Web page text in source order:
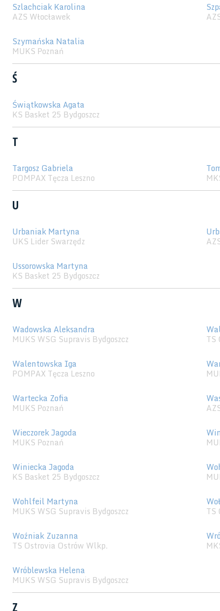
Szlachciak Karolina
AZS Włocławek
Szymańska Natalia
MUKS Poznań
Ś
Świątkowska Agata
KS Basket 25 Bydgoszcz
T
Targosz Gabriela
POMPAX Tęcza Leszno
U
Urbaniak Martyna
UKS Lider Swarzędz
Ussorowska Martyna
KS Basket 25 Bydgoszcz
W
Wadowska Aleksandra
MUKS WSG Supravis Bydgoszcz
TS
Walentowska Iga
POMPAX Tęcza Leszno
Wartecka Zofia
MUKS Poznań
Wieczorek Jagoda
MUKS Poznań
Winiecka Jagoda
KS Basket 25 Bydgoszcz
Wohlfeil Martyna
MUKS WSG Supravis Bydgoszcz
TS
Woźniak Zuzanna
TS Ostrovia Ostrów Wlkp.
Wróblewska Helena
MUKS WSG Supravis Bydgoszcz
Z